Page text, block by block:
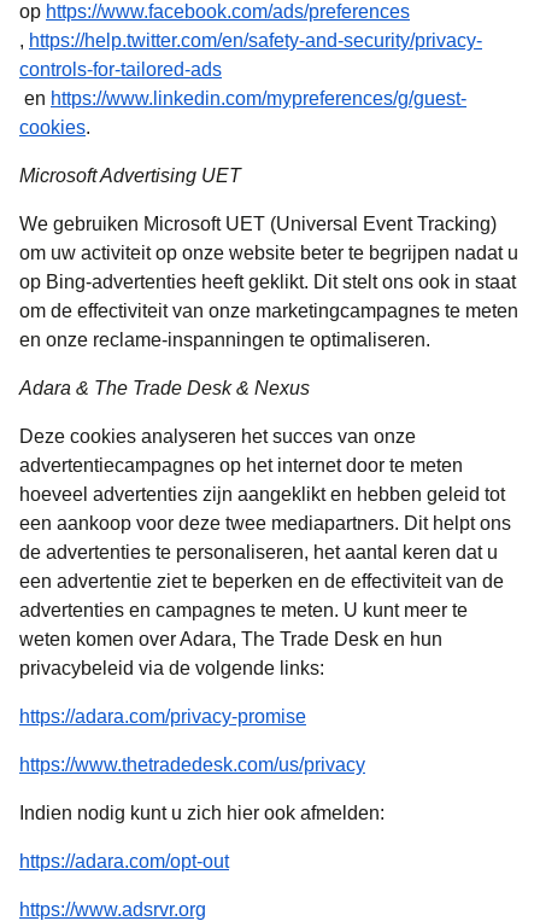
op https://www.facebook.com/ads/preferences
opent in een nieuwe tab)
, https://help.twitter.com/en/safety-and-security/privacy-
controls-for-tailored-ads
opent in een nieuwe tab)
en https://www.linkedin.com/mypreferences/g/guest-
cookies(.
Microsoft Advertising UET
We gebruiken Microsoft UET (Universal Event Tracking)
om uw activiteit op onze website beter te begrijpen nadat u
op Bing-advertenties heeft geklikt. Dit stelt ons ook in staat
om de effectiviteit van onze marketingcampagnes te meten
en onze reclame-inspanningen te optimaliseren.
Adara & The Trade Desk & Nexus
Deze cookies analyseren het succes van onze
advertentiecampagnes op het internet door te meten
hoeveel advertenties zijn aangeklikt en hebben geleid tot
een aankoop voor deze twee mediapartners. Dit helpt ons
de advertenties te personaliseren, het aantal keren dat u
een advertentie ziet te beperken en de effectiviteit van de
advertenties en campagnes te meten. U kunt meer te
weten komen over Adara, The Trade Desk en hun
privacybeleid via de volgende links:
https://adara.com/privacy-promise(
https://www.thetradedesk.com/us/privacy(
Indien nodig kunt u zich hier ook afmelden:
https://adara.com/opt-out(
https://www.adsrvr.org